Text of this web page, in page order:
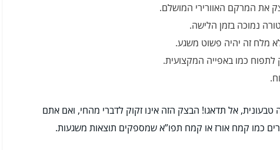
את המרקם האוורירי המושלם.
נמוכה בזמן הלישה.
מלח זה יהיה פשוט משגע.
לתפוח כמו באפייה המקצועית.
אל תדאגו! הבצק הזה אינו זקוק לדברי מהחי, ואם אתם
כמו קמח אורז או קמח תפו”א שמספקים תוצאות משגעות.